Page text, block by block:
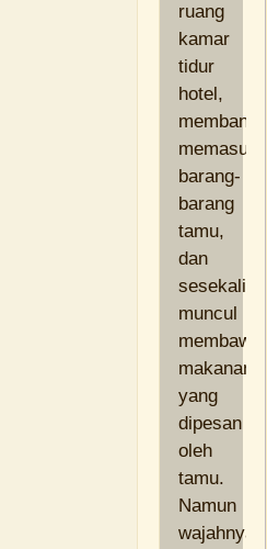
ruang
kamar
tidur
hotel,
membantu
barang-
barang
tamu,
dan
sesekali
muncul
membawa
makanan/
yang
dipesan
oleh
tamu.
Namun
wajahnya